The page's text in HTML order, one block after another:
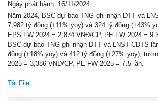
Ngày phát hành: 16/11/2024
Năm 2024, BSC dự báo TNG ghi nhận DTT và
7,982 tỷ đồng (+11% yoy) và 324 tỷ đồng (+43%
EPS FW 2024 = 2,874 VNĐ/CP, PE FW 2024 =
BSC dự báo TNG ghi nhận DTT và LNST-CĐTS
đồng (+18% yoy) và 412 tỷ đồng (+27% yoy),
2025 = 3,386 VNĐ/CP, PE FW 2025 = 7.5 lần.
Tải File